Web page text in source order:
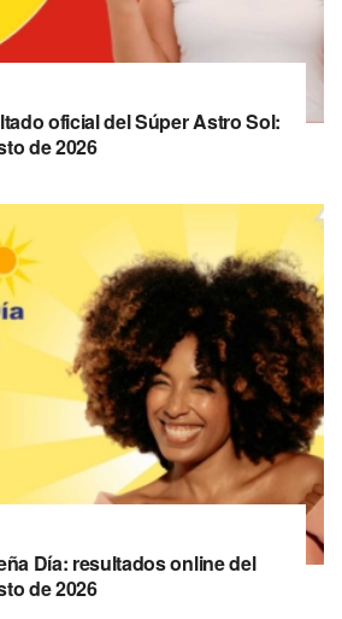
oficial del Súper Astro Sol:
de 2026
Día: resultados online del
de 2026